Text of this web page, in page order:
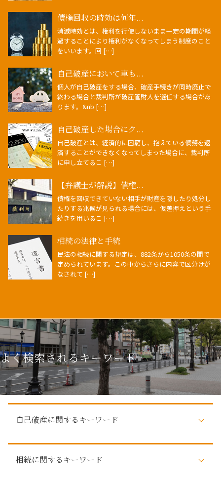
債権回収の時効は何年...
消滅時効とは、権利を行使しないまま一定の期間が経
過することにより権利がなくなってしまう制度のこと
をいいます。回 […]
自己破産において車も...
個人が自己破産をする場合、破産手続きが同時廃止で
終わる場合と裁判所が破産管財人を選任する場合があ
ります。&nb […]
自己破産した場合にク...
自己破産とは、経済的に困窮し、抱えている債務を返
済することができなくなってしまった場合に、裁判所
に申し立てるこ […]
【弁護士が解説】債権...
債権を回収できていない相手が財産を隠したり処分し
たりする兆候が見られる場合には、仮差押えという手
続きを用いるこ […]
相続の法律と手続
民法の相続に関する規定は、882条から1050条の間で
定められています。この中からさらに内容で区分けが
なされて […]
よく検索されるキーワード
自己破産に関するキーワード
自己破産 影響
相続に関するキーワード